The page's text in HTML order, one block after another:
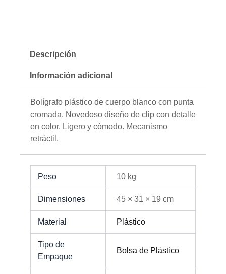
Descripción
Información adicional
Bolígrafo plástico de cuerpo blanco con punta
cromada. Novedoso diseño de clip con detalle
en color. Ligero y cómodo. Mecanismo
retráctil.
Peso 10 kg
Dimensiones 45 × 31 × 19 cm
Material Plástico
Tipo de
Empaque
Bolsa de Plástico